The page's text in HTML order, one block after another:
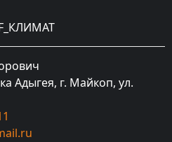
Адыгея, г. Майкоп, ул.